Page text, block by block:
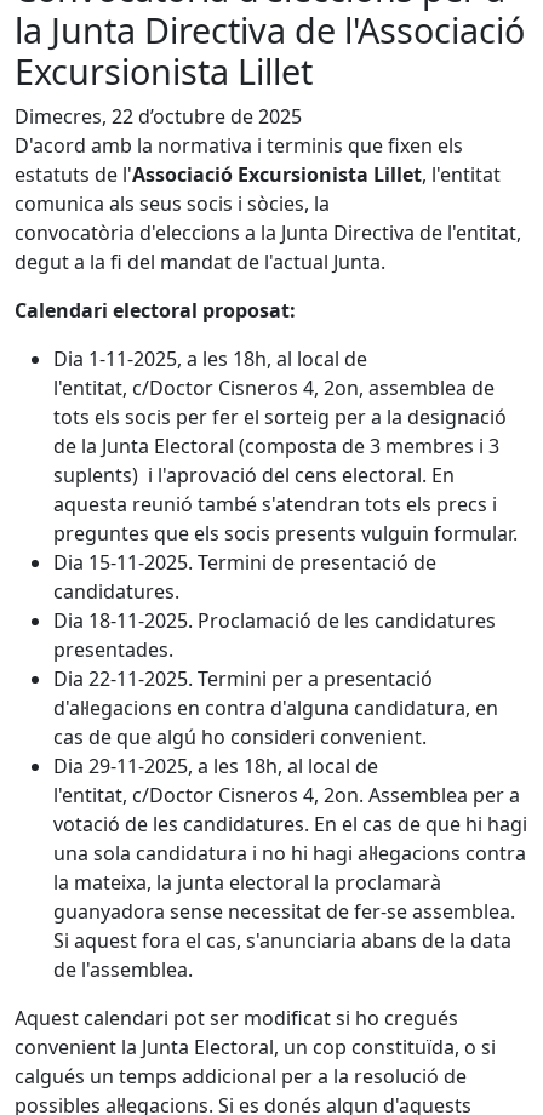
la Junta Directiva de l'Associació
Excursionista Lillet
Dimecres, 22 d’octubre de 2025
D'acord amb la normativa i terminis que fixen els
estatuts de l'Associació Excursionista Lillet, l'entitat
comunica als seus socis i sòcies, la
convocatòria d'eleccions a la Junta Directiva de l'entitat,
degut a la fi del mandat de l'actual Junta.
Calendari electoral proposat:
Dia 1-11-2025, a les 18h, al local de
l'entitat, c/Doctor Cisneros 4, 2on, assemblea de
tots els socis per fer el sorteig per a la designació
de la Junta Electoral (composta de 3 membres i 3
suplents) i l'aprovació del cens electoral. En
aquesta reunió també s'atendran tots els precs i
preguntes que els socis presents vulguin formular.
Dia 15-11-2025. Termini de presentació de
candidatures.
Dia 18-11-2025. Proclamació de les candidatures
presentades.
Dia 22-11-2025. Termini per a presentació
d'al·legacions en contra d'alguna candidatura, en
cas de que algú ho consideri convenient.
Dia 29-11-2025, a les 18h, al local de
l'entitat, c/Doctor Cisneros 4, 2on. Assemblea per a
votació de les candidatures. En el cas de que hi hagi
una sola candidatura i no hi hagi al·legacions contra
la mateixa, la junta electoral la proclamarà
guanyadora sense necessitat de fer-se assemblea.
Si aquest fora el cas, s'anunciaria abans de la data
de l'assemblea.
Aquest calendari pot ser modificat si ho cregués
convenient la Junta Electoral, un cop constituïda, o si
calgués un temps addicional per a la resolució de
possibles al·legacions. Si es donés algun d'aquests